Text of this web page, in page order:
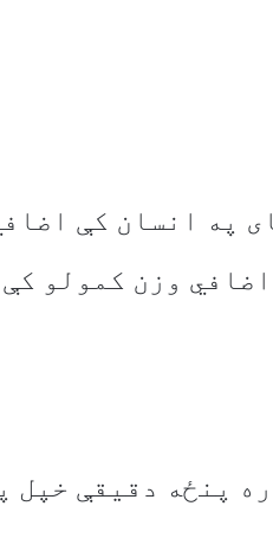
په انسان کې
وزن کمولو کې
پنځه دقیقې خپل